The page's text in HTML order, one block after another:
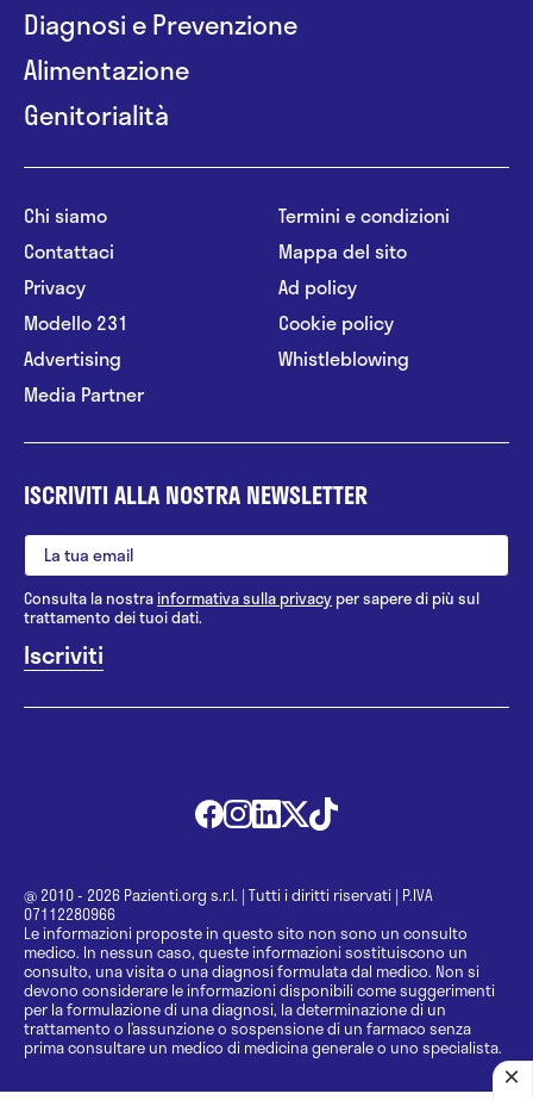
Diagnosi e Prevenzione
Alimentazione
Genitorialità
Chi siamo
Contattaci
Privacy
Modello 231
Advertising
Media Partner
Termini e condizioni
Mappa del sito
Ad policy
Cookie policy
Whistleblowing
ISCRIVITI ALLA NOSTRA NEWSLETTER
Consulta la nostrainformativa sulla privacy per sapere di più sul
trattamento dei tuoi dati.
@ 2010 - 2026 Pazienti.org s.r.l. | Tutti i diritti riservati | P.IVA
07112280966
Le informazioni proposte in questo sito non sono un consulto
medico. In nessun caso, queste informazioni sostituiscono un
consulto, una visita o una diagnosi formulata dal medico. Non si
devono considerare le informazioni disponibili come suggerimenti
per la formulazione di una diagnosi, la determinazione di un
trattamento o l’assunzione o sospensione di un farmaco senza
prima consultare un medico di medicina generale o uno specialista.